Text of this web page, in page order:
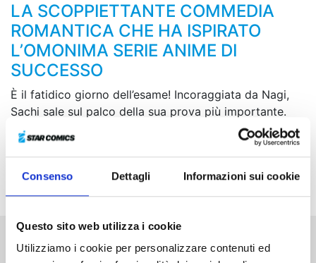
Consenso Dettagli Informazioni sui cookie
Questo sito web utilizza i cookie
Utilizziamo i cookie per personalizzare contenuti ed
LA SCOPPIETTANTE COMMEDIA
ROMANTICA CHE HA ISPIRATO
L’OMONIMA SERIE ANIME DI
SUCCESSO
È il fatidico giorno dell’esame! Incoraggiata da Nagi,
Sachi sale sul palco della sua prova più importante.
Riuscirà a superarla e a ottenere una risposta alla sua
dichiarazione? Nel frattempo, arriva la dolce stagione
caratteristici, di chi sarà quello che sceglierà Nagi?